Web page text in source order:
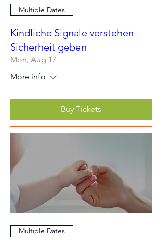
Multiple Dates
Kindliche Signale verstehen -
Sicherheit geben
Mon, Aug 17
More info
Buy Tickets
Multiple Dates